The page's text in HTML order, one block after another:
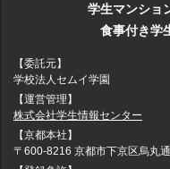
学生マンショ
食事付き学
【委託元】
学校法人セムイ学園
【運営管理】
株式会社学生情報センター
【京都本社】
〒600-8216 京都市下京区烏丸